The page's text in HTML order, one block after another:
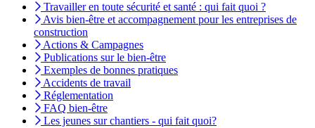
Travailler en toute sécurité et santé : qui fait quoi ?
Avis bien-être et accompagnement pour les entreprises de
construction
Actions & Campagnes
Publications sur le bien-être
Exemples de bonnes pratiques
Accidents de travail
Réglementation
FAQ bien-être
Les jeunes sur chantiers - qui fait quoi?